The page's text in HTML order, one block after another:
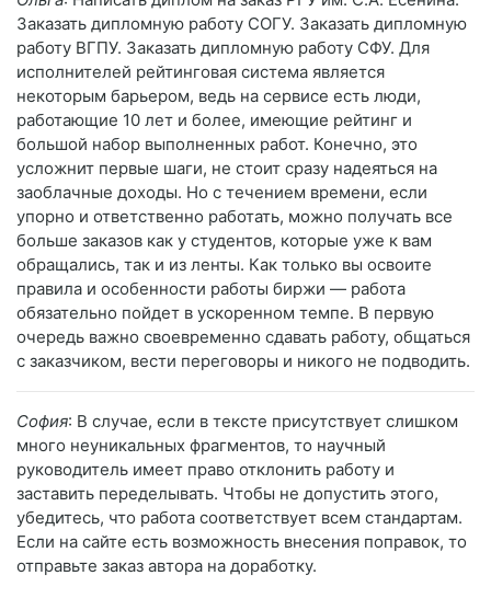
Заказать дипломную работу СОГУ. Заказать дипломную
работу ВГПУ. Заказать дипломную работу СФУ. Для
исполнителей рейтинговая система является
некоторым барьером, ведь на сервисе есть люди,
работающие 10 лет и более, имеющие рейтинг и
большой набор выполненных работ. Конечно, это
усложнит первые шаги, не стоит сразу надеяться на
заоблачные доходы. Но с течением времени, если
упорно и ответственно работать, можно получать все
больше заказов как у студентов, которые уже к вам
обращались, так и из ленты. Как только вы освоите
правила и особенности работы биржи — работа
обязательно пойдет в ускоренном темпе. В первую
очередь важно своевременно сдавать работу, общаться
с заказчиком, вести переговоры и никого не подводить.
София: В случае, если в тексте присутствует слишком
много неуникальных фрагментов, то научный
руководитель имеет право отклонить работу и
заставить переделывать. Чтобы не допустить этого,
убедитесь, что работа соответствует всем стандартам.
Если на сайте есть возможность внесения поправок, то
отправьте заказ автора на доработку.